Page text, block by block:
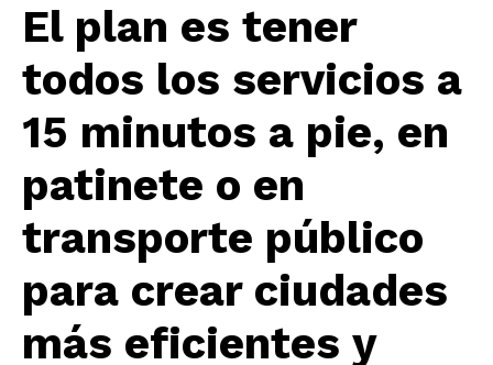
El plan es tener
todos los servicios a
15 minutos a pie, en
patinete o en
transporte público
para crear ciudades
más eficientes y